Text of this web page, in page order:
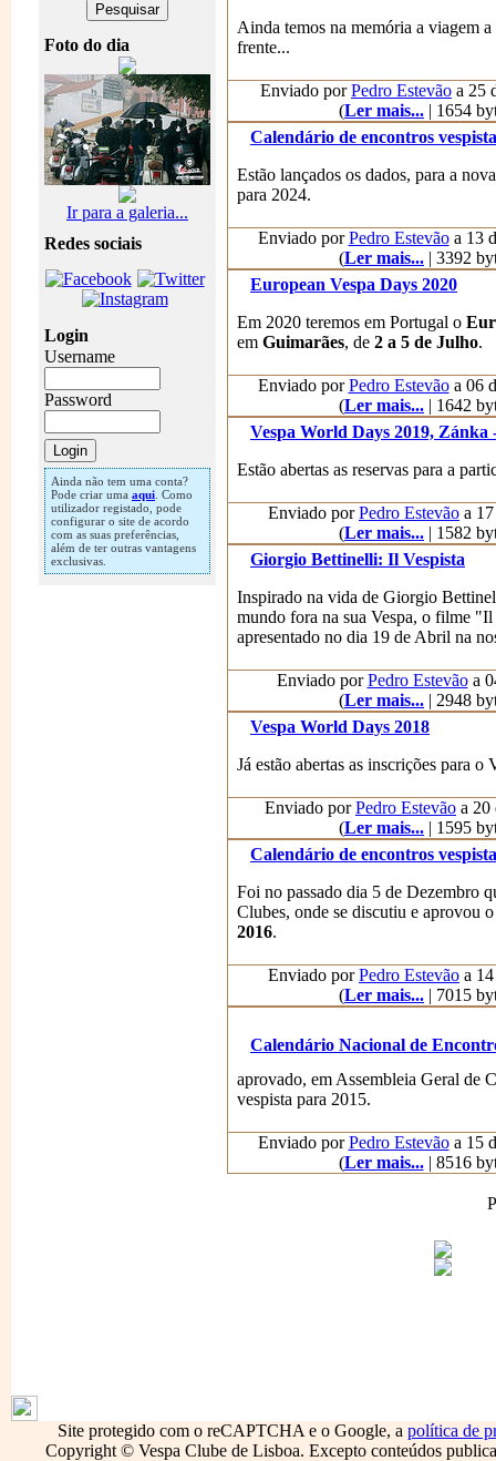
Foto do dia
Ir para a galeria...
Redes sociais
Login
Username
Password
Ainda não tem uma conta?
Pode criar uma aqui . Como
utilizador registado, pode
configurar o site de acordo
com as suas preferências,
além de ter outras vantagens
exclusivas.
Ainda temos na memória a viagem
frente...
Enviado porPedro Estevão a 25
(Ler mais... | 1654
Calendário de encontros
Estão lançados os dados, para a
para 2024.
Enviado porPedro Estevãoa 13
(Ler mais... | 3392
European Vespa Days 2020
Em 2020 teremos em Portugal o
em Guimarães, de 2 a 5 de Julho.
Enviado porPedro Estevãoa 06
(Ler mais... | 1642
Vespa World Days 2019, Zánka
Estão abertas as reservas para a
Enviado porPedro Estevão a
(Ler mais... | 1582
Giorgio Bettinelli: Il Vespista
Inspirado na vida de Giorgio
mundo fora na sua Vespa, o filme
apresentado no dia 19 de Abril na
Enviado porPedro Estevãoa
(Ler mais... | 2948
Vespa World Days 2018
Já estão abertas as inscrições para
Enviado porPedro Estevão a 20
(Ler mais... | 1595
Calendário de encontros
Foi no passado dia 5 de Dezembro
Clubes, onde se discutiu e aprovou
2016.
Enviado porPedro Estevão a
(Ler mais... | 7015
Calendário Nacional de
aprovado, em Assembleia Geral de
vespista para 2015.
Enviado porPedro Estevãoa 15
(Ler mais...| 8516
Site protegido com o reCAPTCHA e o Google, a política de
Copyright © Vespa Clube de Lisboa. Excepto conteúdos